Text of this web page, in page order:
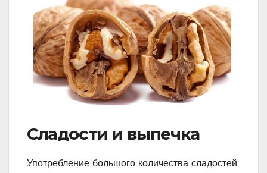
Сладости и выпечка
Употребление большого количества сладостей